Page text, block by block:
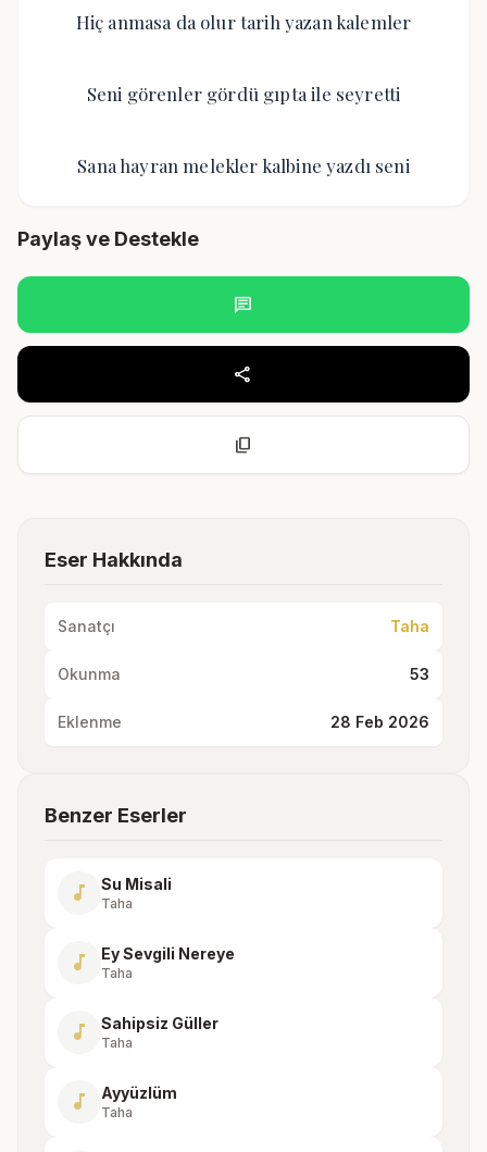
Hiç anmasa da olur tarih yazan kalemler
Seni görenler gördü gıpta ile seyretti
Sana hayran melekler kalbine yazdı seni
Paylaş ve Destekle
chat
share
content_copy
Eser Hakkında
Sanatçı Taha
Okunma 53
Eklenme 28 Feb 2026
Benzer Eserler
music_note Su Misali
Taha
music_note Ey Sevgili Nereye
Taha
music_note Sahipsiz Güller
Taha
music_note Ayyüzlüm
Taha